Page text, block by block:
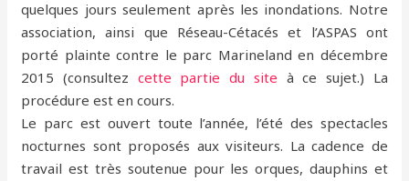
quelques jours seulement après les inondations. Notre
association, ainsi que Réseau-Cétacés et l’ASPAS ont
porté plainte contre le parc Marineland en décembre
2015 (consultez cette partie du site à ce sujet.) La
procédure est en cours.
Le parc est ouvert toute l’année, l’été des spectacles
nocturnes sont proposés aux visiteurs. La cadence de
travail est très soutenue pour les orques, dauphins et